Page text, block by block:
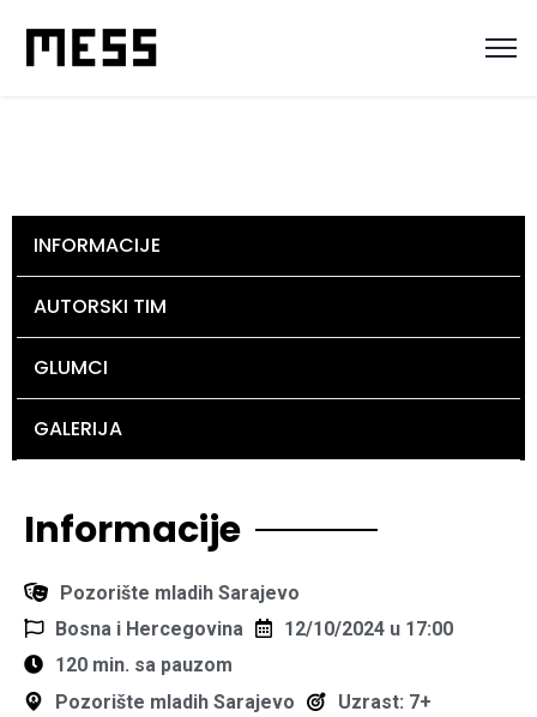
INFORMACIJE
AUTORSKI TIM
GLUMCI
GALERIJA
Informacije
Pozorište mladih Sarajevo
Bosna i Hercegovina
12/10/2024 u 17:00
120 min. sa pauzom
Pozorište mladih Sarajevo
Uzrast: 7+